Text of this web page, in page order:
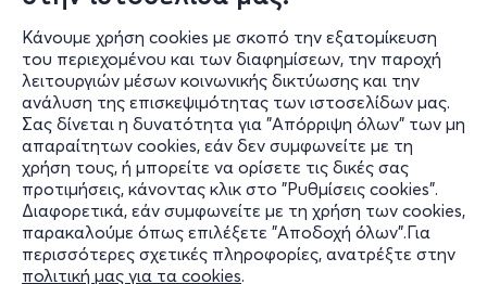
Κάνουμε χρήση cookies με σκοπό την εξατομίκευση
του περιεχομένου και των διαφημίσεων, την παροχή
λειτουργιών μέσων κοινωνικής δικτύωσης και την
ανάλυση της επισκεψιμότητας των ιστοσελίδων μας.
Σας δίνεται η δυνατότητα για "Απόρριψη όλων" των μη
απαραίτητων cookies, εάν δεν συμφωνείτε με τη
χρήση τους, ή μπορείτε να ορίσετε τις δικές σας
προτιμήσεις, κάνοντας κλικ στο "Ρυθμίσεις cookies".
Διαφορετικά, εάν συμφωνείτε με τη χρήση των cookies,
παρακαλούμε όπως επιλέξετε "Αποδοχή όλων".Για
περισσότερες σχετικές πληροφορίες, ανατρέξτε στην
πολιτική μας για τα cookies.
Πληροφορίες
Υποστήριξη
Stay Connected